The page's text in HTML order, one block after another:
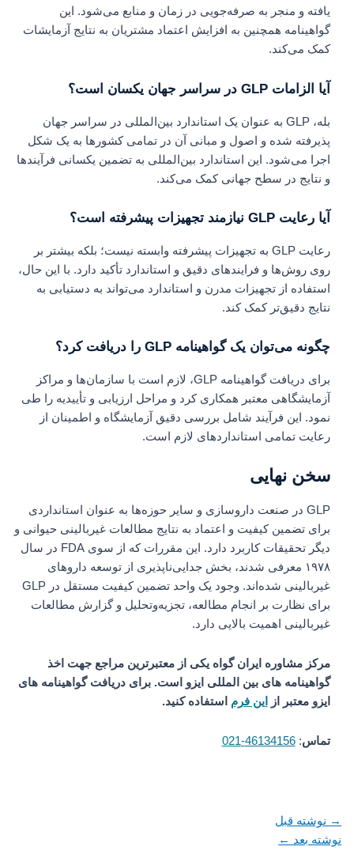
یافته و منجر به صرفه‌جویی در زمان و منابع می‌شود. این
گواهینامه همچنین به افزایش اعتماد مشتریان به نتایج آزمایشات
کمک می‌کند.
آیا الزامات GLP در سراسر جهان یکسان است؟
بله، GLP به عنوان یک استاندارد بین‌المللی در سراسر جهان
پذیرفته شده و اصول و مبانی آن در تمامی کشورها به یک شکل
اجرا می‌شود. این استاندارد بین‌المللی به تضمین یکسانی فرآیندها
و نتایج در سطح جهانی کمک می‌کند.
آیا رعایت GLP نیازمند تجهیزات پیشرفته است؟
رعایت GLP به تجهیزات پیشرفته وابسته نیست؛ بلکه بیشتر بر
روی روش‌ها و فرایندهای دقیق و استاندارد تأکید دارد. با این حال،
استفاده از تجهیزات مدرن و استاندارد می‌تواند به دستیابی به
نتایج دقیق‌تر کمک کند.
چگونه می‌توان یک گواهینامه GLP را دریافت کرد؟
برای دریافت گواهینامه GLP، لازم است با سازمان‌ها و مراکز
آزمایشگاهی معتبر همکاری کرد و مراحل ارزیابی و تأییدیه را طی
نمود. این فرآیند شامل بررسی دقیق آزمایشگاه و اطمینان از
رعایت تمامی استانداردهای لازم است.
سخن نهایی
GLP در صنعت داروسازی و سایر حوزه‌ها به عنوان استانداردی
برای تضمین کیفیت و اعتماد به نتایج مطالعات غیربالینی حیوانی و
دیگر تحقیقات کاربرد دارد. این مقررات که از سوی FDA در سال
۱۹۷۸ معرفی شدند، بخش جدایی‌ناپذیری از توسعه داروهای
غیربالینی شده‌اند. وجود یک واحد تضمین کیفیت مستقل در GLP
برای نظارت بر انجام مطالعه، تجزیه‌وتحلیل و گزارش مطالعات
غیربالینی اهمیت بالایی دارد.
مرکز مشاوره ایران گواه یکی از معتبرترین مراجع جهت اخذ
گواهینامه های بین المللی ایزو است. برای دریافت گواهینامه های
ایزو معتبر از این فرماستفاده کنید.
تماس:
46134156-021
→نوشته قبل
نوشته بعد←